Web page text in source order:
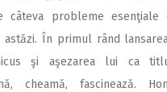
câteva probleme
astăzi. În primul rând
şi aşezarea lui ca
cheamă, fascinează.